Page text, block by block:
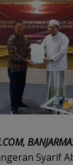
Syarif